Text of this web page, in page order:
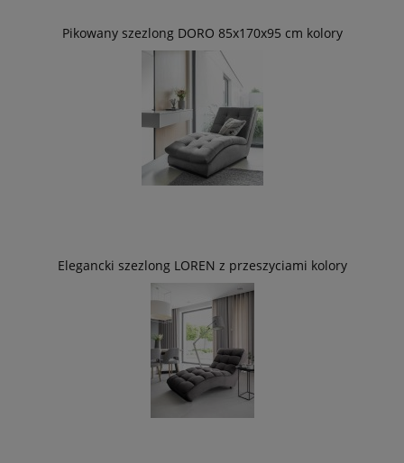
Pikowany szezlong DORO 85x170x95 cm kolory
Elegancki szezlong LOREN z przeszyciami kolory